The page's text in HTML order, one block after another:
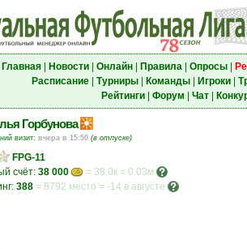
Главная| Новости| Онлайн| Правила| Опросы|
Расписание| Турниры| Команды| Игроки|
Рейтинги| Форум Чат|
Горбунова
визит: вчера в 15:50 (в отпуске)
FPG-11
счёт: 38 000
= 38.0к = 0.03м
388 = 8792 место = -14 в августе